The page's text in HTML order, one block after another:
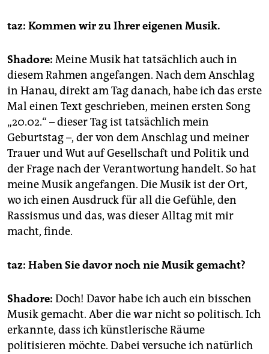
taz: Kommen wir zu Ihrer eigenen Musik.
Shadore: Meine Musik hat tatsächlich auch in
diesem Rahmen angefangen. Nach dem Anschlag
in Hanau, direkt am Tag danach, habe ich das erste
Mal einen Text geschrieben, meinen ersten Song
„20.02.“ – dieser Tag ist tatsächlich mein
Geburtstag –, der von dem Anschlag und meiner
Trauer und Wut auf Gesellschaft und Politik und
der Frage nach der Verantwortung handelt. So hat
meine Musik angefangen. Die Musik ist der Ort,
wo ich einen Ausdruck für all die Gefühle, den
Rassismus und das, was dieser Alltag mit mir
macht, finde.
taz: Haben Sie davor noch nie Musik gemacht?
Shadore: Doch! Davor habe ich auch ein bisschen
Musik gemacht. Aber die war nicht so politisch. Ich
erkannte, dass ich künstlerische Räume
politisieren möchte. Dabei versuche ich natürlich